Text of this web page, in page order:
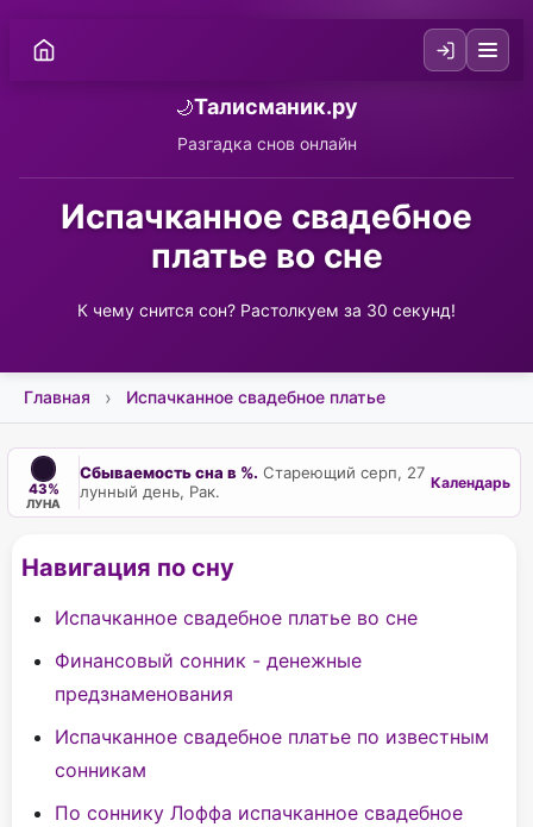
🌙Талисманик.ру
Разгадка снов онлайн
Испачканное свадебное
платье во сне
К чему снится сон? Растолкуем за 30 секунд!
Главная Испачканное свадебное платье
43%
ЛУНА
Сбываемость сна в %. Стареющий серп, 27
лунный день, Рак.
Календарь
Навигация по сну
Испачканное свадебное платье во сне
Финансовый сонник - денежные
предзнаменования
Испачканное свадебное платье по известным
сонникам
По соннику Лоффа испачканное свадебное